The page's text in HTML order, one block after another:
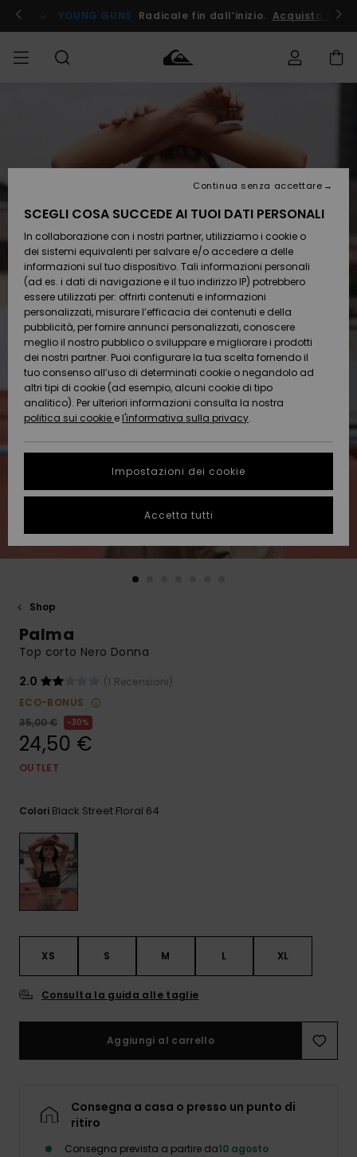
informazioni
prodotto
! YOUNG GUNS Radicale fin dall’inizio. Acquista Ora
Abbigliamento
Accessori
Calzature
e
infradito
Surf /
Acqua
Snow
Scoprire
Abbigliamento
Accessori
Calzature
e
infradito
Surf /
Acqua
Neve
Scoprire
Shop
Nuovi
Da
Scoprire
Snow
SURF
Surf Shop
Highlights
Comunità
SNOW
Snow
Shop
Snow
Shop
Donna
Da
Scoprire
OUTLET
Outlet
Outlet
Donna
AIUTO &
CONTATTI
Accedi al tuo
ordine
Spedizione
Pagamento
Buono regalo
Quiksilver
Freedom
Protezione
dei dati
Guida alle
conversazione
per ottenere
la risposta
più rapida
alla tua
risposte alle
domande
le FAQ
APP
Shop
Palma
Top corto Nero Donna
2.0
(1 Recensioni)
ECO-BONUS
35,00 €
30%
24,50 €
OUTLET
Colori Black Street Floral 64
XS S M L XL
Consulta la guida alle taglie
Aggiungi al carrello
Consegna a casa o presso un punto di
ritiro
Consegna prevista a partire da10 agosto
SCEGLI COSA SUCCEDE AI TUOI DATI PERSONALI
In collaborazione con i nostri partner, utilizziamo i cookie o
dei sistemi equivalenti per salvare e/o accedere a delle
informazioni sul tuo dispositivo. Tali informazioni personali
(ad es. i dati di navigazione e il tuo indirizzo IP) potrebbero
essere utilizzati per: offrirti contenuti e informazioni
personalizzati, misurare l’efficacia dei contenuti e della
pubblicità, per fornire annunci personalizzati, conoscere
meglio il nostro pubblico o sviluppare e migliorare i prodotti
dei nostri partner. Puoi configurare la tua scelta fornendo il
tuo consenso all’uso di determinati cookie o negandolo ad
altri tipi di cookie (ad esempio, alcuni cookie di tipo
analitico). Per ulteriori informazioni consulta la nostra
politica sui cookie e l'informativa sulla privacy.
Impostazioni dei cookie
Continua senza accettare
Accetta tutti